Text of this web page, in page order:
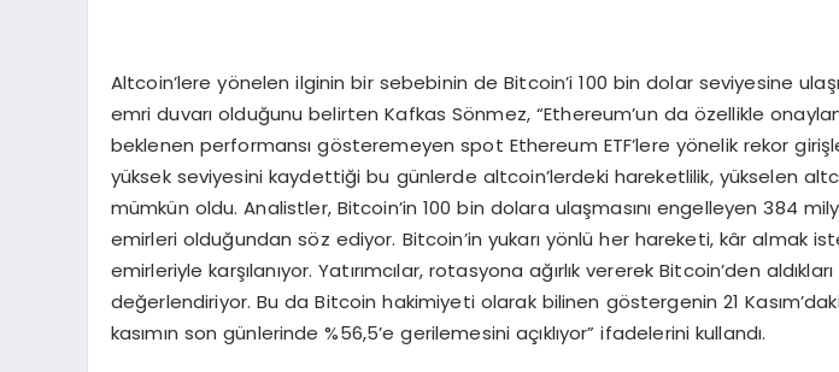
Altcoin’lere yönelen ilginin bir sebebinin de Bitcoin’i 100 bin dolar seviyesine
emri duvarı olduğunu belirten Kafkas Sönmez, “Ethereum’un da özellikle
beklenen performansı gösteremeyen spot Ethereum ETF’lere yönelik rekor
yüksek seviyesini kaydettiği bu günlerde altcoin’lerdeki hareketlilik, yükselen
mümkün oldu. Analistler, Bitcoin’in 100 bin dolara ulaşmasını engelleyen 384
emirleri olduğundan söz ediyor. Bitcoin’in yukarı yönlü her hareketi, kâr almak
emirleriyle karşılanıyor. Yatırımcılar, rotasyona ağırlık vererek Bitcoin’den
değerlendiriyor. Bu da Bitcoin hakimiyeti olarak bilinen göstergenin 21 Kasım’daki
kasımın son günlerinde %56,5’e gerilemesini açıklıyor” ifadelerini kullandı.